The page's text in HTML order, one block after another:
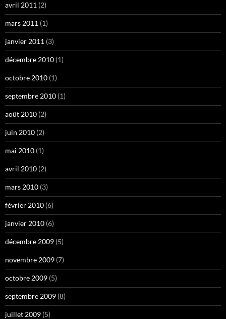
avril 2011 (2)
mars 2011 (1)
janvier 2011 (3)
décembre 2010 (1)
octobre 2010 (1)
septembre 2010 (1)
août 2010 (2)
juin 2010 (2)
mai 2010 (1)
avril 2010 (2)
mars 2010 (3)
février 2010 (6)
janvier 2010 (6)
décembre 2009 (5)
novembre 2009 (7)
octobre 2009 (5)
septembre 2009 (8)
juillet 2009 (5)